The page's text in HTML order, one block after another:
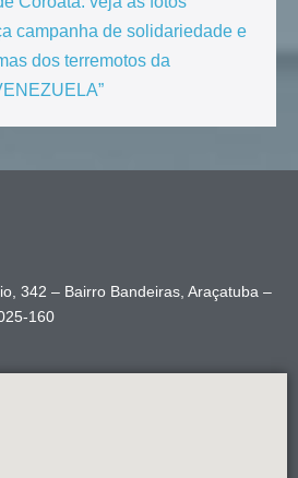
campanha de solidariedade e
dos terremotos da
342 – Bairro Bandeiras, Araçatuba –
160